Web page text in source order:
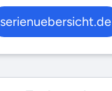
serienuebersicht.de